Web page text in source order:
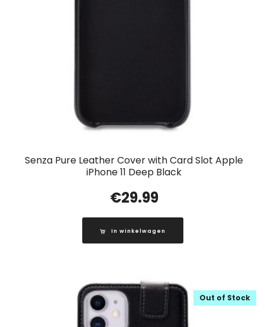
Senza Pure Leather Cover with Card Slot Apple
iPhone 11 Deep Black
€29.99
In winkelwagen
Out of Stock